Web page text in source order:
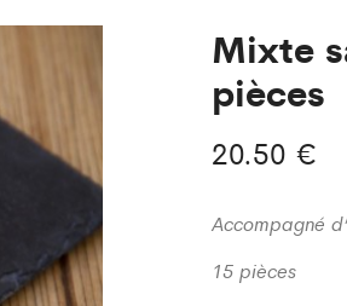
Mixte
pièces
20.50 €
Accompagné
15 pièces